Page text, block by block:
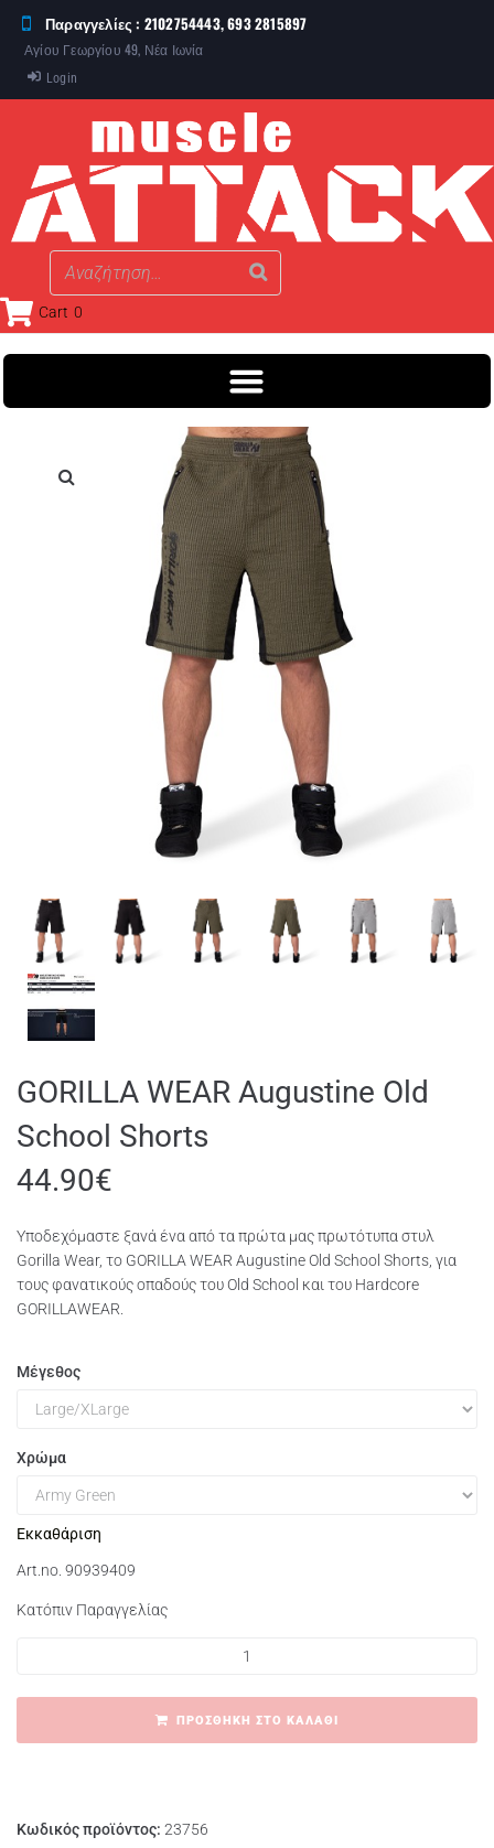
Παραγγελίες : 2102754443, 693 2815897
Αγίου Γεωργίου 49, Νέα Ιωνία
Login
Cart 0
GORILLA WEAR Augustine Old
School Shorts
44.90€
Υποδεχόμαστε ξανά ένα από τα πρώτα μας πρωτότυπα στυλ
Gorilla Wear, το GORILLA WEAR Augustine Old School Shorts, για
τους φανατικούς οπαδούς του Old School και του Hardcore
GORILLAWEAR.
Μέγεθος
Χρώμα
Εκκαθάριση
Art.no. 90939409
Κατόπιν Παραγγελίας
ΠΡΟΣΘΉΚΗ ΣΤΟ ΚΑΛΆΘΙ
Κωδικός προϊόντος: 23756